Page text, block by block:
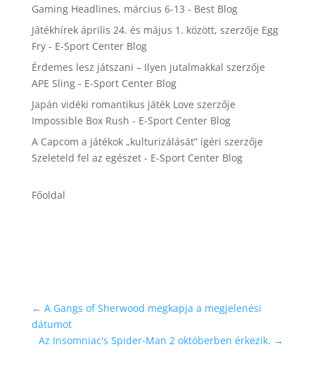
Gaming Headlines, március 6-13 - Best Blog
Játékhírek április 24. és május 1. között, szerzője Egg
Fry - E-Sport Center Blog
Érdemes lesz játszani – Ilyen jutalmakkal szerzője
APE Sling - E-Sport Center Blog
Japán vidéki romantikus játék Love szerzője
Impossible Box Rush - E-Sport Center Blog
A Capcom a játékok „kulturizálását” ígéri szerzője
Szeleteld fel az egészet - E-Sport Center Blog
Főoldal
← A Gangs of Sherwood megkapja a megjelenési
dátumot
Az Insomniac's Spider-Man 2 októberben érkezik. →